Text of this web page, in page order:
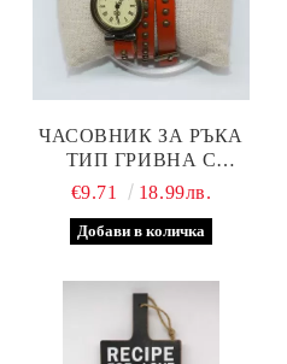
ЧАСОВНИК ЗА РЪКА
ТИП ГРИВНА С
КАИШКА ОТ
КАПСИ
€9.71 18.99лв.